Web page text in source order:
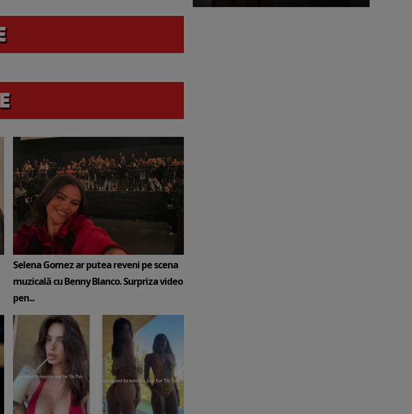
Selena Gomez ar putea reveni pe scena
muzicală cu Benny Blanco. Surpriza video
pen...